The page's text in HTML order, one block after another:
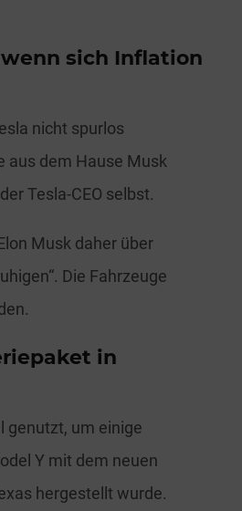
sich Inflation
nicht spurlos
aus dem Hause Musk
Tesla-CEO selbst.
Musk daher über
Die Fahrzeuge
in
genutzt, um einige
Y mit dem neuen
hergestellt wurde.